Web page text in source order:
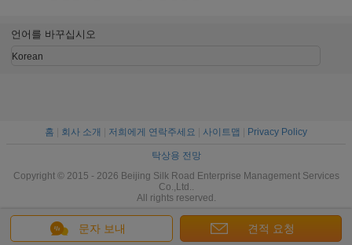
문자 보내 견적 요청
언어를 바꾸십시오
Korean
홈 회사 소개 저희에게 연락주세요 사이트맵 Privacy Policy
탁상용 전망
Copyright © 2015 - 2026 Beijing Silk Road Enterprise Management Services
Co.,Ltd..
All rights reserved.